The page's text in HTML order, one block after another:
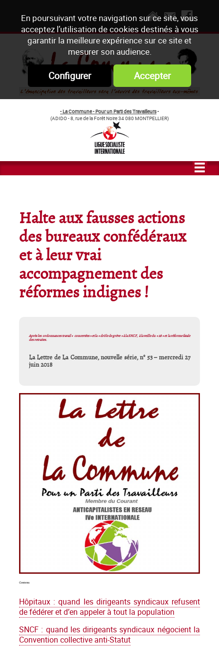
En poursuivant votre navigation sur ce site, vous
acceptez l’utilisation de cookies destinés à vous
garantir la meilleure expérience sur ce site et
mesurer son audience.
Configurer Accepter
- La Commune - Pour un Parti des Travailleurs-
(ADIDO - 8, rue de la Forêt Noire 34 080 MONTPELLIER)
Halte aux fausses actions
des bureaux confédéraux
et à leur vrai
accompagnement des
réformes indignes !
Après les ordonnances travail « concertées » et la « drôle de grève » à la SNCF, à la veille du « 28 » et la réforme fatale
des retraites.
La Lettre de La Commune, nouvelle série, n° 53 – mercredi 27
juin 2018
Contenu
Hôpitaux : quand les dirigeants syndicaux refusent
de fédérer et d’en appeler à tout la population
SNCF : quand les dirigeants syndicaux négocient la
Convention collective anti-Statut